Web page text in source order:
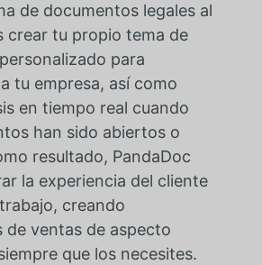
de documentos legales al
crear tu propio tema de
para
tu empresa, así como
en tiempo real cuando
han sido abiertos o
resultado, PandaDoc
la experiencia del cliente
creando
de ventas de aspecto
que los necesites.